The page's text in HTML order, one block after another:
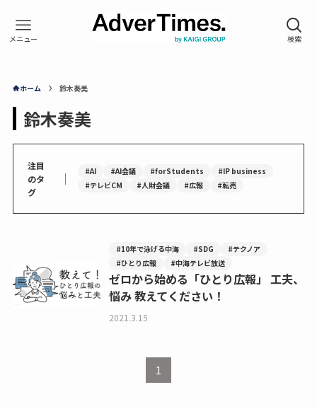
ホーム 鈴木奏美
鈴木奏美
注目
のタ
グ
｜ #AI #AI会議 #forStudents
#IP business
#テレビCM
#人財会議 #広報 #転売
#10年で泳げる中海 #SDG
#テクノア
#ひとり広報
#中海テレビ放送
ゼロから始める「ひとり広報」 工夫、
悩み 教えてください！
2021.3.15
1